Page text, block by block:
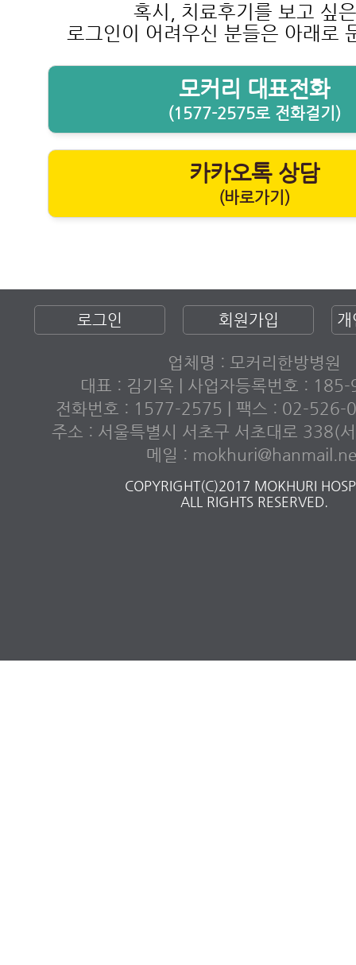
혹시, 치료후기를 보고 싶
로그인이 어려우신 분들은 아래로
모커리 대표전화
(1577-2575로 전화걸기)
카카오톡 상담
(바로가기)
로그인 회원가입 개
업체명 : 모커리한방병원
대표 : 김기옥 | 사업자등록번호 :
전화번호 : 1577-2575 | 팩스 : 02-526-
주소 : 서울특별시 서초구 서초대로 338(
메일 :
COPYRIGHT(C)2017 MOKHURI
ALL RIGHTS RESERVED.